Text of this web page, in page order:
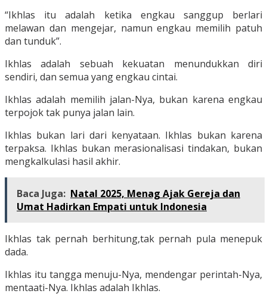
“Ikhlas itu adalah ketika engkau sanggup berlari
melawan dan mengejar, namun engkau memilih patuh
dan tunduk”.
Ikhlas adalah sebuah kekuatan menundukkan diri
sendiri, dan semua yang engkau cintai.
Ikhlas adalah memilih jalan-Nya, bukan karena engkau
terpojok tak punya jalan lain.
Ikhlas bukan lari dari kenyataan. Ikhlas bukan karena
terpaksa. Ikhlas bukan merasionalisasi tindakan, bukan
mengkalkulasi hasil akhir.
Baca Juga: Natal 2025, Menag Ajak Gereja dan
Umat Hadirkan Empati untuk Indonesia
Ikhlas tak pernah berhitung,tak pernah pula menepuk
dada.
Ikhlas itu tangga menuju-Nya, mendengar perintah-Nya,
mentaati-Nya. Ikhlas adalah Ikhlas.